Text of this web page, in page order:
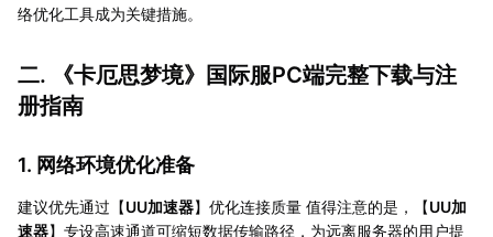
络优化工具成为关键措施。
二. 《卡厄思梦境》国际服PC端完整下载与注
册指南
1. 网络环境优化准备
建议优先通过【UU加速器】优化连接质量 值得注意的是，【UU加
速器】专设高速通道可缩短数据传输路径，为远离服务器的用户提